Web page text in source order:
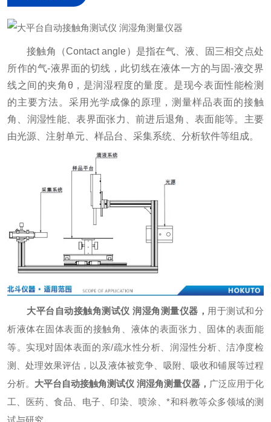
接触角（Contact angle）是指在气、液、固三相交点处
所作的气-液界面的切线，此切线在液体一方的与固-液交界
线之间的夹角θ，是润湿程度的量度。是现今表面性能检测
的主要方法。采用光学成像的原理，测量样品表面的接触
角、润湿性能、表界面张力、前进后退角、表面能等。主要
由光源、注射单元、样品台、采集系统、分析软件等组成。
大平台自动接触角测试仪 润湿角测量仪器， 用于测试和分
析液体在固体表面的接触角、液体的表面张力、固体的表面能
等。实现对固体表面的亲/疏水性分析、润湿性分析、洁净度检
测、处理效果评估，以及液体被竞争、吸附、吸收和铺展等过程
分析。 大平台自动接触角测试仪 润湿角测量仪器 ， 广泛应用于化
工、医药、食品、电子、印染、喷涂、*和科教等众多领域的测
试与研究。